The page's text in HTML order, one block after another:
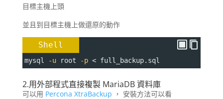
目標主機上頭
並且到目標主機上做還原的動作
Shell
mysql -u root -p < full_backup.sql
2.用外部程式直接複製 MariaDB 資料庫
可以用 Percona XtraBackup ， 安裝方法可以看